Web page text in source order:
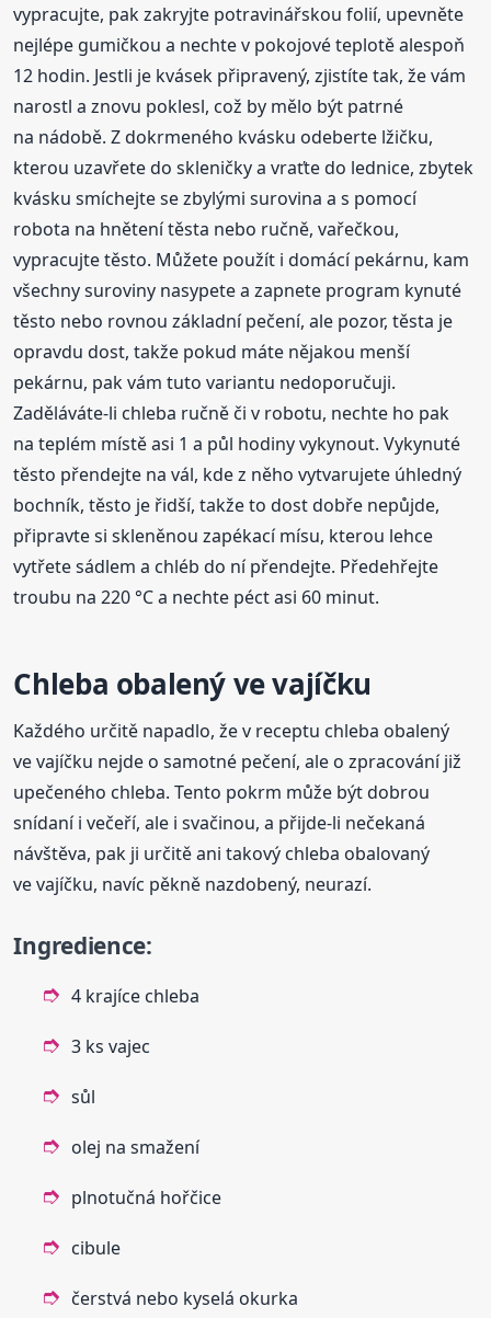
vypracujte, pak zakryjte potravinářskou folií, upevněte
nejlépe gumičkou a nechte v pokojové teplotě alespoň
12 hodin. Jestli je kvásek připravený, zjistíte tak, že vám
narostl a znovu poklesl, což by mělo být patrné
na nádobě. Z dokrmeného kvásku odeberte lžičku,
kterou uzavřete do skleničky a vraťte do lednice, zbytek
kvásku smíchejte se zbylými surovina a s pomocí
robota na hnětení těsta nebo ručně, vařečkou,
vypracujte těsto. Můžete použít i domácí pekárnu, kam
všechny suroviny nasypete a zapnete program kynuté
těsto nebo rovnou základní pečení, ale pozor, těsta je
opravdu dost, takže pokud máte nějakou menší
pekárnu, pak vám tuto variantu nedoporučuji.
Zaděláváte-li chleba ručně či v robotu, nechte ho pak
na teplém místě asi 1 a půl hodiny vykynout. Vykynuté
těsto přendejte na vál, kde z něho vytvarujete úhledný
bochník, těsto je řidší, takže to dost dobře nepůjde,
připravte si skleněnou zapékací mísu, kterou lehce
vytřete sádlem a chléb do ní přendejte. Předehřejte
troubu na 220 °C a nechte péct asi 60 minut.
Chleba obalený ve vajíčku
Každého určitě napadlo, že v receptu chleba obalený
ve vajíčku nejde o samotné pečení, ale o zpracování již
upečeného chleba. Tento pokrm může být dobrou
snídaní i večeří, ale i svačinou, a přijde-li nečekaná
návštěva, pak ji určitě ani takový chleba obalovaný
ve vajíčku, navíc pěkně nazdobený, neurazí.
Ingredience:
4 krajíce chleba
3 ks vajec
sůl
olej na smažení
plnotučná hořčice
cibule
čerstvá nebo kyselá okurka